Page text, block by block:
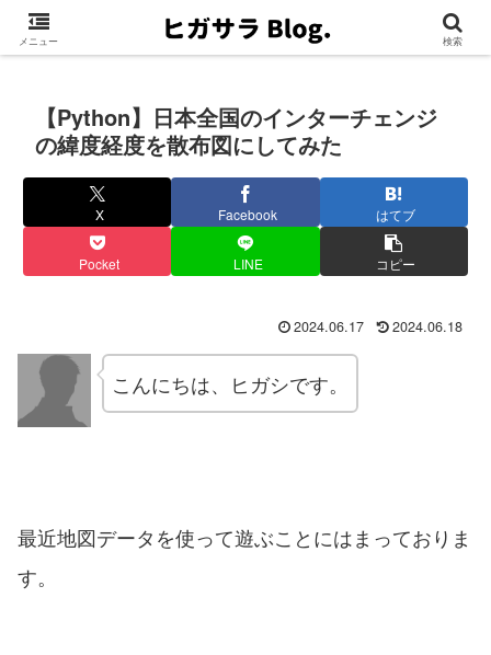
【Python】日本全国のインターチェンジ
の緯度経度を散布図にしてみた
X Facebook はてブ
Pocket LINE コピー
2024.06.17 2024.06.18
こんにちは、ヒガシです。
最近地図データを使って遊ぶことにはまっておりま
す。
メニュー 検索